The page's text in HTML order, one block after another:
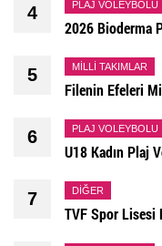
4 PLAJ VOLEYBOLU
2026 Bioderma
5 MILLI TAKIMLAR
Filenin Efeleri
6 PLAJ VOLEYBOLU
U18 Kadın Plaj
7 DIĞER
TVF Spor Lisesi